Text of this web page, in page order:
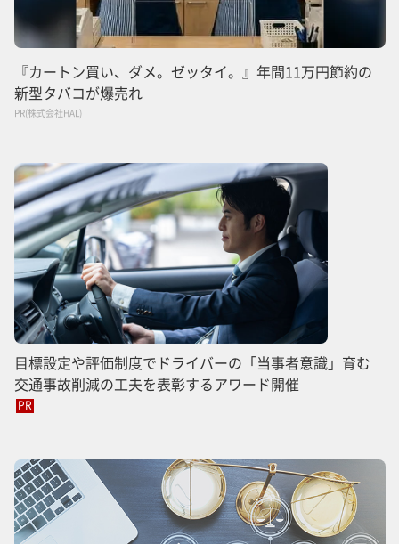
『カートン買い、ダメ。ゼッタイ。』年間11万円節約の
新型タバコが爆売れ
PR(株式会社HAL)
目標設定や評価制度でドライバーの「当事者意識」育む
交通事故削減の工夫を表彰するアワード開催
PR